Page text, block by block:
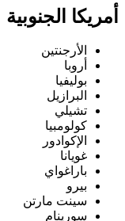
أمريكا الجنوبية
الأرجنتين
أروبا
بوليفيا
البرازيل
تشيلي
كولومبيا
الإكوادور
غويانا
باراغواي
بيرو
سينت مارتن
سورينام